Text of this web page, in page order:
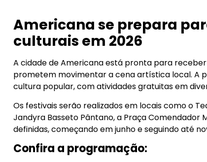
Americana se prepara
culturais em 2026
A cidade de Americana está pronta para
prometem movimentar a cena artística local. A
cultura popular, com atividades gratuitas em
Os festivais serão realizados em locais como o
Jandyra Basseto Pântano, a Praça Comendador
definidas, começando em junho e seguindo até
Confira a programação: